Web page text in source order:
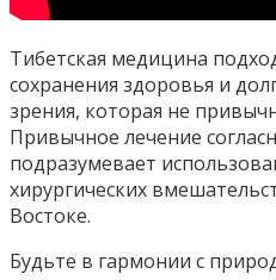
Тибетская медицина
сохранения здоровья и
зрения, которая не
Привычное лечение
подразумевает
хирургических
Востоке.
Будьте в гармонии с